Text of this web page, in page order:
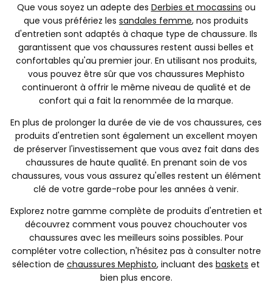
Que vous soyez un adepte des Derbies et mocassins ou
que vous préfériez les sandales femme, nos produits
d'entretien sont adaptés à chaque type de chaussure. Ils
garantissent que vos chaussures restent aussi belles et
confortables qu'au premier jour. En utilisant nos produits,
vous pouvez être sûr que vos chaussures Mephisto
continueront à offrir le même niveau de qualité et de
confort qui a fait la renommée de la marque.
En plus de prolonger la durée de vie de vos chaussures, ces
produits d'entretien sont également un excellent moyen
de préserver l'investissement que vous avez fait dans des
chaussures de haute qualité. En prenant soin de vos
chaussures, vous vous assurez qu'elles restent un élément
clé de votre garde-robe pour les années à venir.
Explorez notre gamme complète de produits d'entretien et
découvrez comment vous pouvez chouchouter vos
chaussures avec les meilleurs soins possibles. Pour
compléter votre collection, n'hésitez pas à consulter notre
sélection de chaussures Mephisto, incluant des baskets et
bien plus encore.